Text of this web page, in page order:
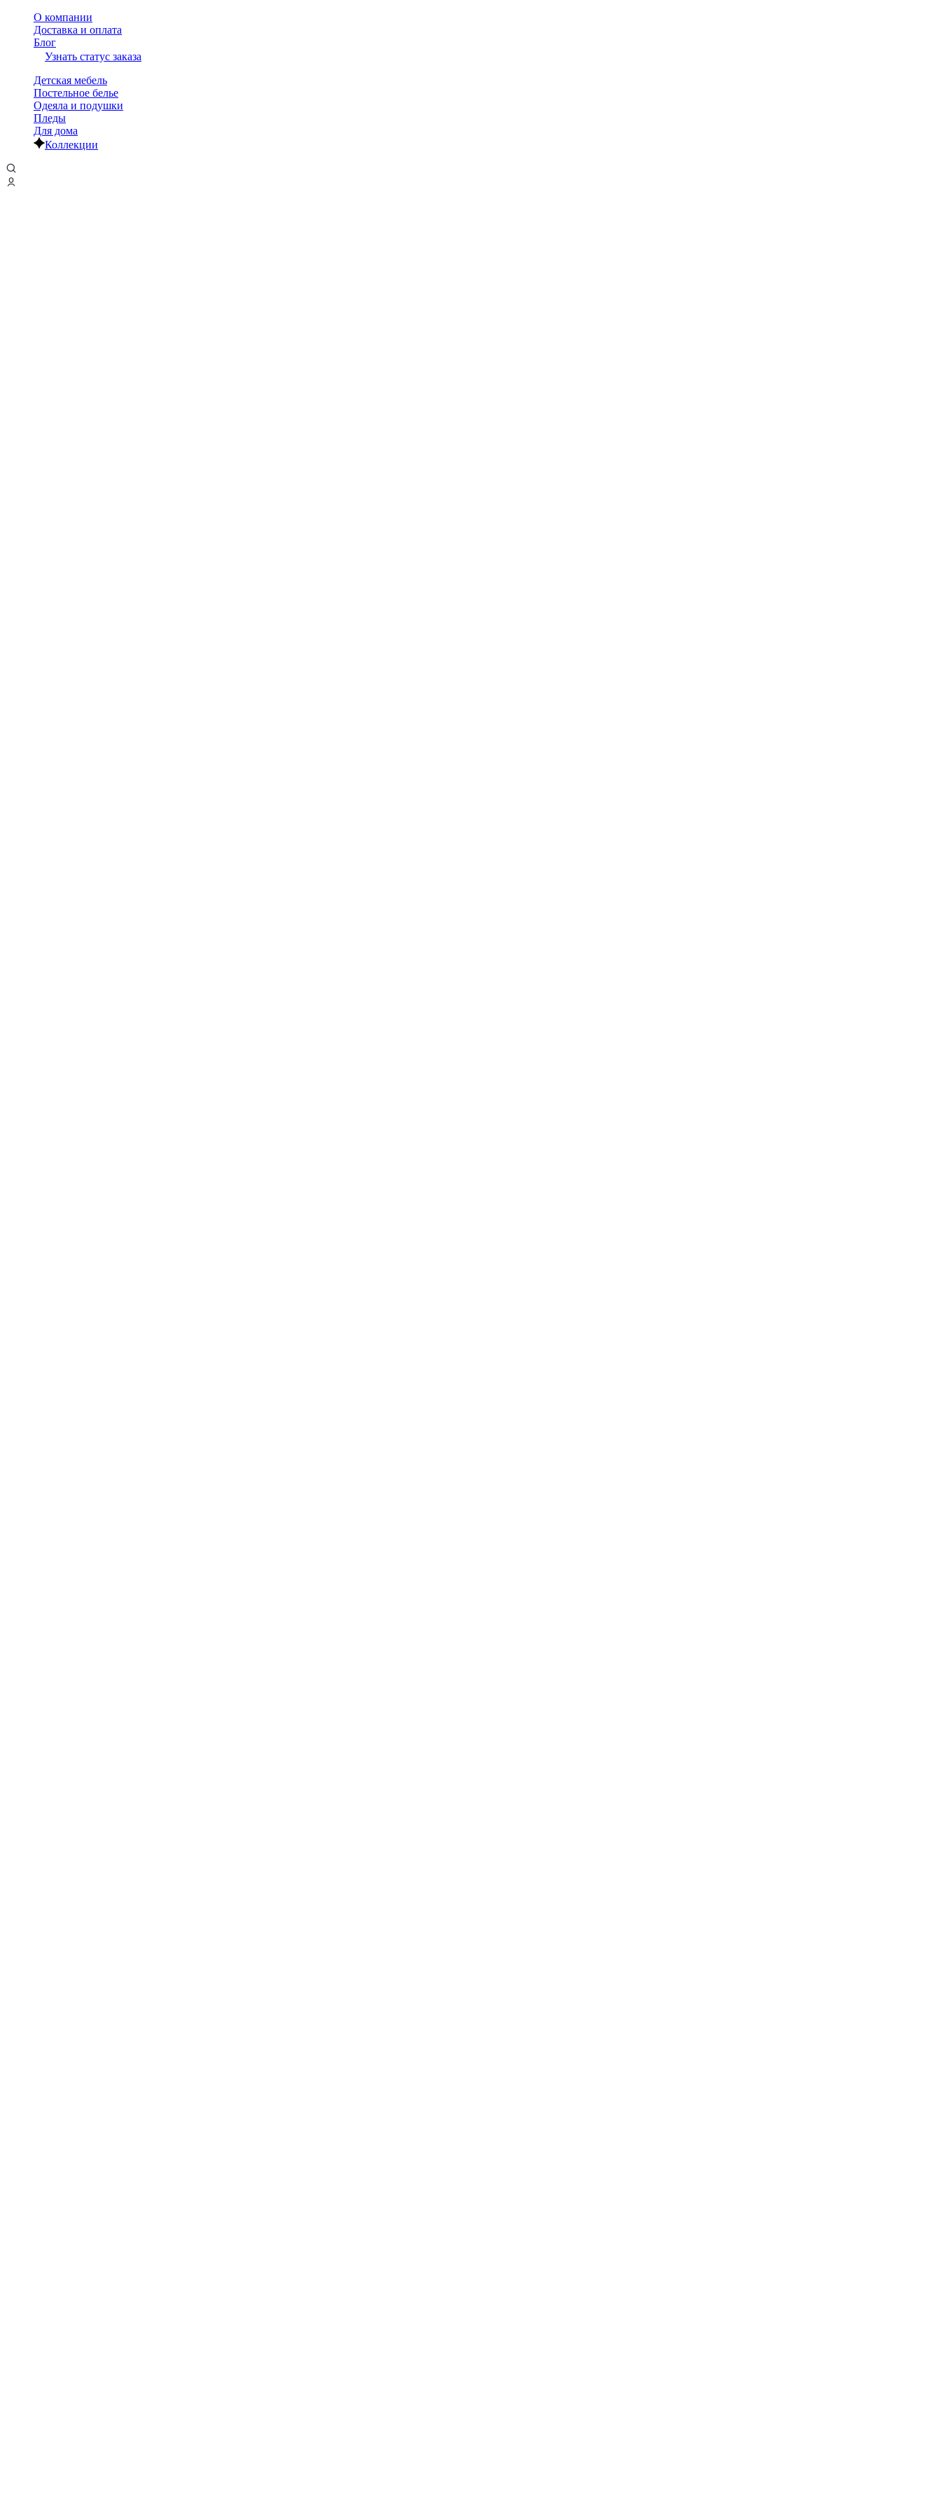
О компании
Доставка и оплата
Блог
Узнать статус заказа
Детская мебель
Постельное белье
Одеяла и подушки
Пледы
Для дома
Коллекции